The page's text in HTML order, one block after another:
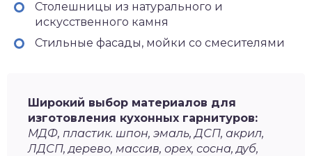
Столешницы из натурального и
искусственного камня
Стильные фасады, мойки со смесителями
Широкий выбор материалов для
изготовления кухонных гарнитуров:
МДФ, пластик. шпон, эмаль, ДСП, акрил,
ЛДСП, дерево, массив, орех, сосна, дуб,